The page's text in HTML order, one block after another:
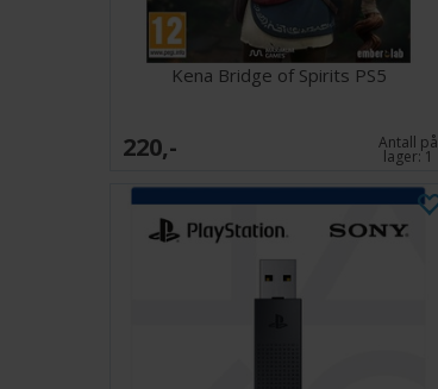
Kena Bridge of Spirits PS5
220,- Antall på
lager:1